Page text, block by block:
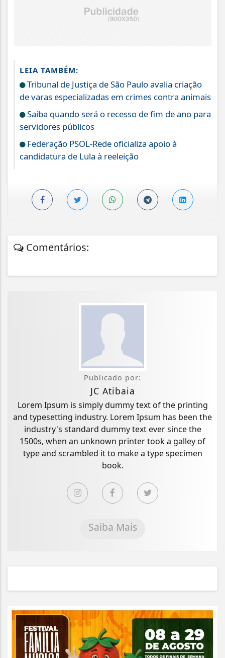
LEIA TAMBÉM:
Tribunal de Justiça de São Paulo avalia criação
de varas especializadas em crimes contra animais
Saiba quando será o recesso de fim de ano para
servidores públicos
Federação PSOL-Rede oficializa apoio à
candidatura de Lula à reeleição
Comentários:
Publicado por:
JC Atibaia
Lorem Ipsum is simply dummy text of the printing
and typesetting industry. Lorem Ipsum has been the
industry's standard dummy text ever since the
1500s, when an unknown printer took a galley of
type and scrambled it to make a type specimen
book.
Saiba Mais